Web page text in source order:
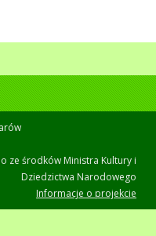
ze środków Ministra Kultury i
Dziedzictwa Narodowego
Informacje o projekcie